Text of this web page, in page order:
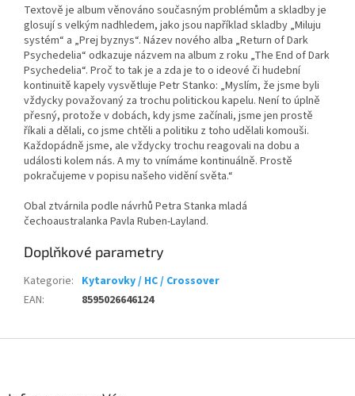
Textově je album věnováno současným problémům a skladby je
glosují s velkým nadhledem, jako jsou například skladby „Miluju
systém“ a „Prej byznys“. Název nového alba „Return of Dark
Psychedelia“ odkazuje názvem na album z roku „The End of Dark
Psychedelia“. Proč to tak je a zda je to o ideové či hudební
kontinuitě kapely vysvětluje Petr Stanko: „Myslím, že jsme byli
vždycky považovaný za trochu politickou kapelu. Není to úplně
přesný, protože v dobách, kdy jsme začínali, jsme jen prostě
říkali a dělali, co jsme chtěli a politiku z toho udělali komouši.
Každopádně jsme, ale vždycky trochu reagovali na dobu a
události kolem nás. A my to vnímáme kontinuálně. Prostě
pokračujeme v popisu našeho vidění světa.“
Obal ztvárnila podle návrhů Petra Stanka mladá
čechoaustralanka Pavla Ruben-Layland.
Doplňkové parametry
Kategorie: Kytarovky / HC / Crossover
EAN: 8595026646124